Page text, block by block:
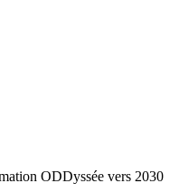
ODDyssée vers 2030